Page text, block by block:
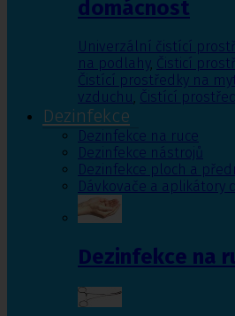
domácnost
Univerzální čistící
na podlahy, Čisticí
Čistící prostředky na
vzduchu, Čistící
Dezinfekce
Dezinfekce na ruce
Dezinfekce nástrojů
Dezinfekce ploch a
Dávkovače a aplikátory
Dezinfekce na